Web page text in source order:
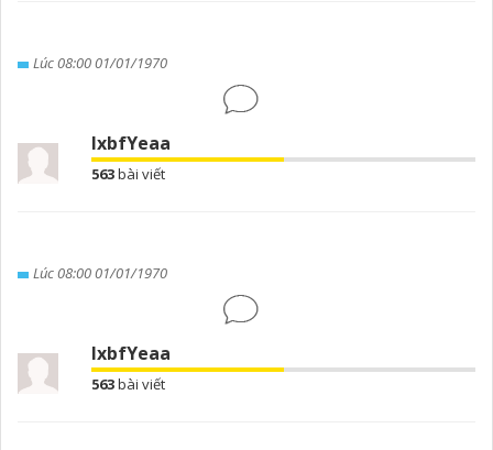
Lúc 08:00 01/01/1970
lxbfYeaa
563bài viết
Lúc 08:00 01/01/1970
lxbfYeaa
563bài viết